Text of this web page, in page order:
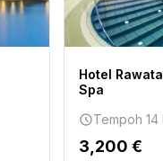
Hotel
Spa
Tempoh 14
3,200 €